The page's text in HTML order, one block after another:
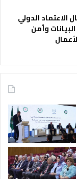
الاعتماد الدولي
وأمن